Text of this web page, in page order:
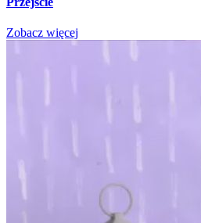
Zobacz więcej